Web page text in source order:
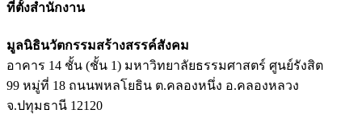
ที่ตั้งสำนักงาน
มูลนิธินวัตกรรมสร้างสรรค์สังคม
อาคาร 14 ชั้น (ชั้น 1) มหาวิทยาลัยธรรมศาสตร์ ศูนย์รังสิต
99 หมู่ที่ 18 ถนนพหลโยธิน ต.คลองหนึ่ง อ.คลองหลวง
จ.ปทุมธานี 12120